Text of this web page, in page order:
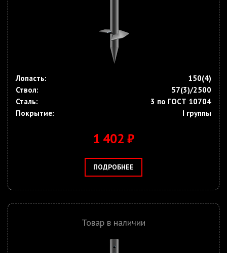
Лопасть:
150(4)
Ствол:
57(3)/2500
Сталь:
3 по ГОСТ 10704
Покрытие:
I группы
1 402 ₽
ПОДРОБНЕЕ
Товар в наличии